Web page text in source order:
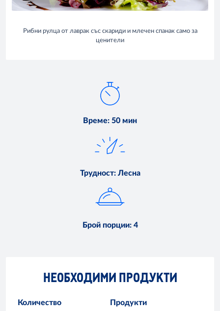
Рибни рулца от лаврак със скариди и млечен спанак само за
ценители
Време: 50 мин
Трудност: Лесна
Брой порции: 4
НЕОБХОДИМИ ПРОДУКТИ
Количество Продукти